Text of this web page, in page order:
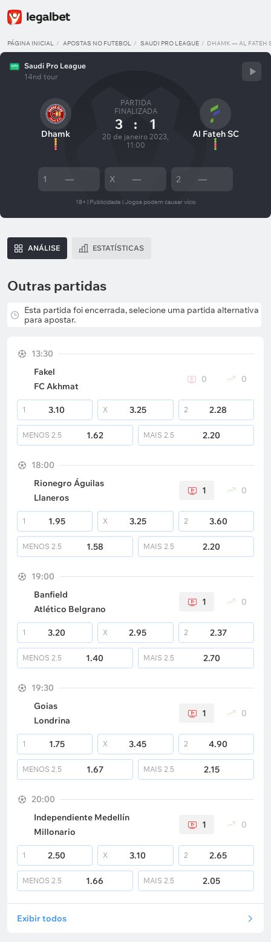
PÁGINA INICIAL APOSTAS NO FUTEBOL SAUDI PRO LEAGUE DHAMK — AL FATEH
Saudi Pro League
14nd tour
Dhamk
PARTIDA
FINALIZADA
3 : 1
20 de janeiro 2023,
11:00
Al Fateh SC
1 — X — 2 —
18+ | Publicidade | Jogos podem causar vício
ANÁLISE ESTATÍSTICAS
Outras partidas
Esta partida foi encerrada, selecione uma partida alternativa
para apostar.
13:30
Fakel
FC Akhmat
0 0
1 3.10 X 3.25 2 2.28
MENOS 2.5 1.62 MAIS 2.5 2.20
18:00
Rionegro Águilas
Llaneros
1 0
1 1.95 X 3.25 2 3.60
MENOS 2.5 1.58 MAIS 2.5 2.20
19:00
Banfield
Atlético Belgrano
1 0
1 3.20 X 2.95 2 2.37
MENOS 2.5 1.40 MAIS 2.5 2.70
19:30
Goias
Londrina
1 0
1 1.75 X 3.45 2 4.90
MENOS 2.5 1.67 MAIS 2.5 2.15
20:00
Independiente Medellín
Millonario
1 0
1 2.50 X 3.10 2 2.65
MENOS 2.5 1.66 MAIS 2.5 2.05
Exibir todos